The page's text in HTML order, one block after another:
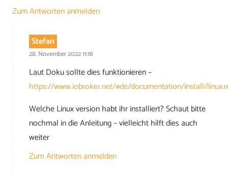
Zum Antworten anmelden
Stefan
28. November 2022 11:18
Laut Doku sollte dies funktionieren –
https://www.iobroker.net/#de/documentation/install/
Welche Linux version habt ihr installiert? Schaut bitte
nochmal in die Anleitung – vielleicht hilft dies auch
weiter
Zum Antworten anmelden